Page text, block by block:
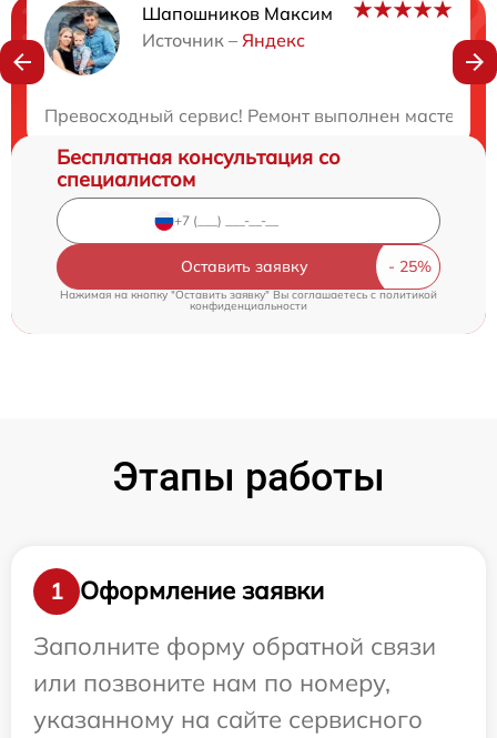
Шапошников Максим
Источник – Яндекс
Превосходный сервис! Ремонт выполнен
Нужна консультация?
Бесплатная консультация со
специалистом
Оставить заявку
Нажимая на кнопку "Оставить заявку" Вы соглашаетесь cполитикой
конфиденциальности
Этапы работы
1
Оформление заявки
Заполните форму обратной связи
или позвоните нам по номеру,
указанному на сайте сервисного